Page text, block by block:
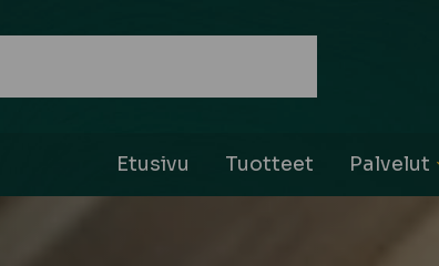
Etusivu Tuotteet Palvelut